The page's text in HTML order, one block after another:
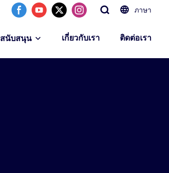
ภาษา
สนับสนุน เกี่ยวกับเรา ติดต่อเรา